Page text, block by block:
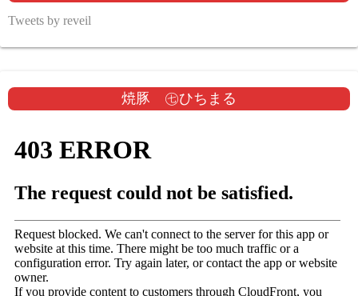
Tweets by reveil
焼豚 ㊆ひちまる